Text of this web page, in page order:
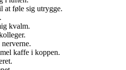
at føle sig utrygge.
kvalm.
kaffe i koppen.